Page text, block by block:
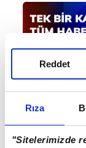
Rıza
"Sitelerimizde
Reddet